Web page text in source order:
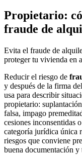
Propietario:
fraude de
Evita el fraude de
proteger tu vivienda en
Reducir el riesgo de
y después de la firma
usa para describir
propietario:
falsa, impago
cesiones inconsentidas
categoría jurídica única
riesgos que conviene
buena documentación